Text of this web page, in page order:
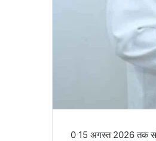
0 15 अगस्त 2026 तक सर्वे